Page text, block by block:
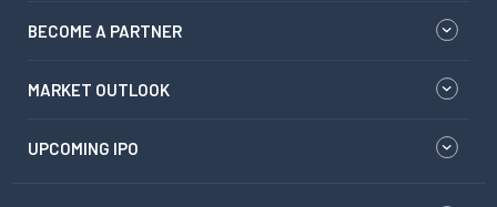
BECOME A PARTNER
MARKET OUTLOOK
UPCOMING IPO